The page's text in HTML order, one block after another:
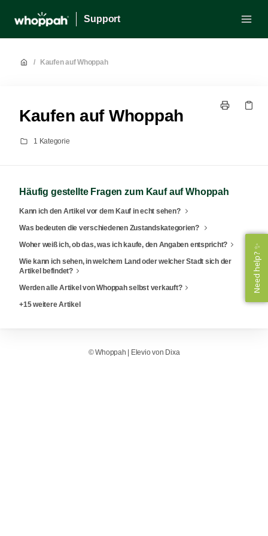
Support
/ Kaufen auf Whoppah
Kaufen auf Whoppah
1 Kategorie
Häufig gestellte Fragen zum Kauf auf Whoppah
Kann ich den Artikel vor dem Kauf in echt sehen?
Was bedeuten die verschiedenen Zustandskategorien?
Woher weiß ich, ob das, was ich kaufe, den Angaben entspricht?
Wie kann ich sehen, in welchem Land oder welcher Stadt sich der
Artikel befindet?
Werden alle Artikel von Whoppah selbst verkauft?
+15 weitere Artikel
©Whoppah Elevio von Dixa
Need help? ✨
Need help? ✨